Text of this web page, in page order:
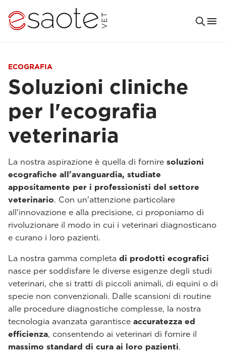
ECOGRAFIA
Soluzioni cliniche
per l'ecografia
veterinaria
La nostra aspirazione è quella di fornire soluzioni
ecografiche all'avanguardia, studiate
appositamente per i professionisti del settore
veterinario. Con un'attenzione particolare
all'innovazione e alla precisione, ci proponiamo di
rivoluzionare il modo in cui i veterinari diagnosticano
e curano i loro pazienti.
La nostra gamma completa di prodotti ecografici
nasce per soddisfare le diverse esigenze degli studi
veterinari, che si tratti di piccoli animali, di equini o di
specie non convenzionali. Dalle scansioni di routine
alle procedure diagnostiche complesse, la nostra
tecnologia avanzata garantisce accuratezza ed
efficienza, consentendo ai veterinari di fornire il
massimo standard di cura ai loro pazienti.